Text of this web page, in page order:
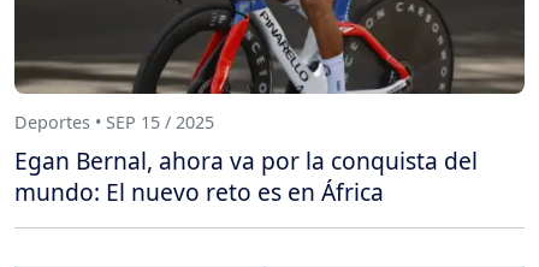
Deportes • SEP 15 / 2025
Egan Bernal, ahora va por la conquista del
mundo: El nuevo reto es en África